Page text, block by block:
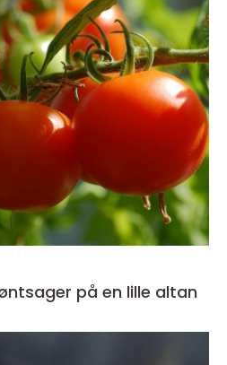
på en lille altan